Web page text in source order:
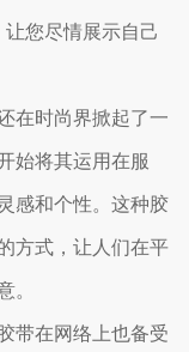
您尽情展示自己
在时尚界掀起了一
始将其运用在服
感和个性。这种胶
方式，让人们在平
。
带在网络上也备受